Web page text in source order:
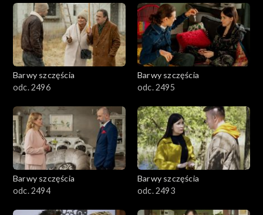
2501–2600
2401–2500
2301–2400
2201–2300
2101–2200
2001–2100
Barwy szczęścia
odc. 2496
Barwy szczęścia
odc. 2495
Barwy szczęścia
odc. 2494
Barwy szczęścia
odc. 2493